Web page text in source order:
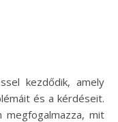
kezdődik, amely
és a kérdéseit.
mit